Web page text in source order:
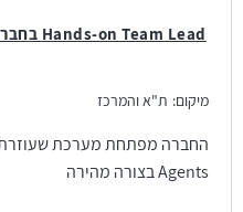
Hands-on Team Lead בחברת סטארט-אפ בתחום ה-AI
מיקום: ת"א והמרכז
Agents בצורה מהירה